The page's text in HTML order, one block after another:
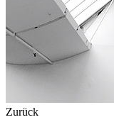
Zurück